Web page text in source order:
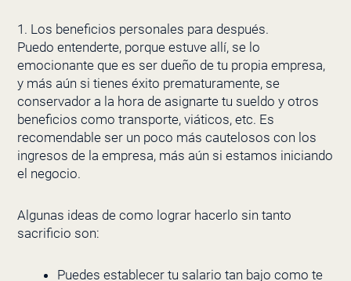
1. Los beneficios personales para después.
Puedo entenderte, porque estuve allí, se lo
emocionante que es ser dueño de tu propia empresa,
y más aún si tienes éxito prematuramente, se
conservador a la hora de asignarte tu sueldo y otros
beneficios como transporte, viáticos, etc. Es
recomendable ser un poco más cautelosos con los
ingresos de la empresa, más aún si estamos iniciando
el negocio.
Algunas ideas de como lograr hacerlo sin tanto
sacrificio son:
Puedes establecer tu salario tan bajo como te